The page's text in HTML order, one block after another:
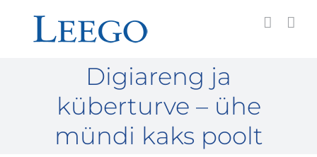
content
Digiareng ja
küberturve – ühe
mündi kaks poolt